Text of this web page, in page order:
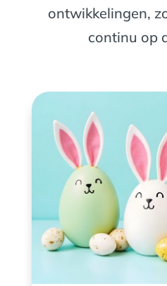
ontwikkelingen,
continu op